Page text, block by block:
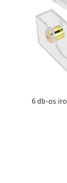
6 db-os